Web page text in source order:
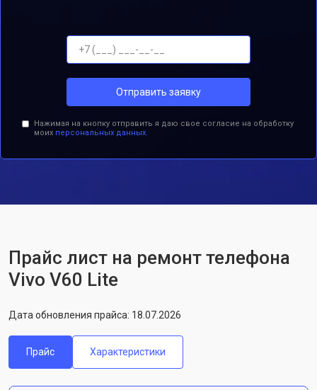
Отправить заявку
Нажимая на кнопку отправить я даю свое согласие на обработку
моих персональных данных.
Прайс лист на ремонт телефона
Vivo V60 Lite
Дата обновления прайса: 18.07.2026
Прайс Характеристики